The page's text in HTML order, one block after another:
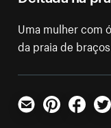
Uma mulher com
da praia de
E-mailPinterestFacebook